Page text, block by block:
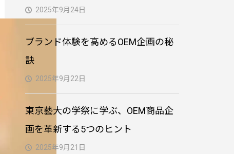
オリジナルトートバッグ
2025年9月24日
ブランド体験を高めるOEM企画の秘
訣
2025年9月22日
東京藝大の学祭に学ぶ、OEM商品企
画を革新する5つのヒント
2025年9月21日